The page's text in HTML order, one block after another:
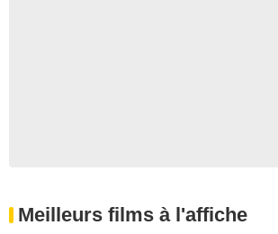
Meilleurs films à l'affiche